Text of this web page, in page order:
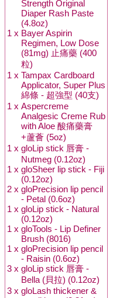
Strength Original
Diaper Rash Paste
(4.8oz)
1 x Bayer Aspirin
Regimen, Low Dose
(81mg) 止痛藥 (400
粒)
1 x Tampax Cardboard
Applicator, Super Plus
綿條 - 超強型 (40支)
1 x Aspercreme
Analgesic Creme Rub
with Aloe 酸痛藥膏
+蘆薈 (5oz)
1 x gloLip stick 唇膏 -
Nutmeg (0.12oz)
1 x gloSheer lip stick - Fiji
(0.12oz)
2 x gloPrecision lip pencil
- Petal (0.6oz)
1 x gloLip stick - Natural
(0.12oz)
1 x gloTools - Lip Definer
Brush (8016)
1 x gloPrecision lip pencil
- Raisin (0.6oz)
3 x gloLip stick 唇膏 -
Bella (貝拉) (0.12oz)
3 x gloLash thickener &